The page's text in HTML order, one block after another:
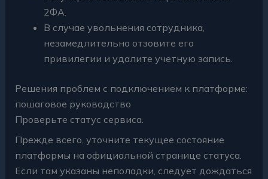
2ФА.
В случае увольнения сотрудника,
незамедлительно отзовите его
привилегии и удалите учетную запись.
Решения проблем с подключением к платформе:
пошаговое руководство
Проверьте статус сервиса.
Прежде всего, уточните текущее состояние
платформы на официальной странице статуса.
Если там указаны неполадки, следует дождаться